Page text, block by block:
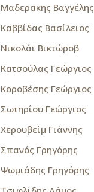
Μαδερακης Βαγγέλης
Καββίδας Βασίλειος
Νικολάι Βικτώροβ
Κατσούλας Γεώργιος
Κοροβέσης Γεώργιος
Σωτηρίου Γεώργιος
Χερουβείμ Γιάννης
Σπανός Γρηγόρης
Ψωμιάδης Γρηγόρης